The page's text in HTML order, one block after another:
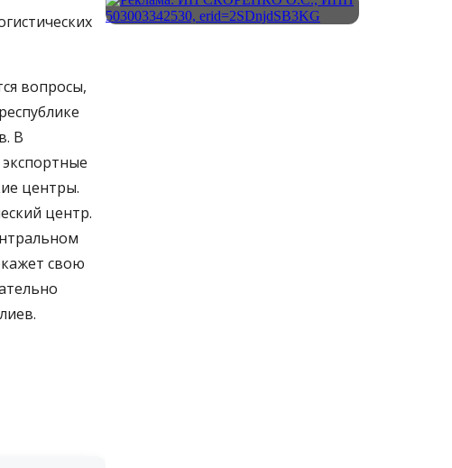
вопросы,
В
центры.
центр.
свою